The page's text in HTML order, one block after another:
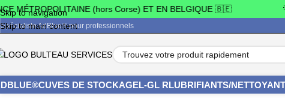
Skip to navigation
Skip to main content
(hors Corse) ET EN BELGIQUE 🇧🇪
Spécialiste AdBlue® pour professionnels
CUVES DE STOCKAGEL-GL RLUBRIFIANTS/
Accueil/AdBlue® en vrac et conditionnements professionnels Kit